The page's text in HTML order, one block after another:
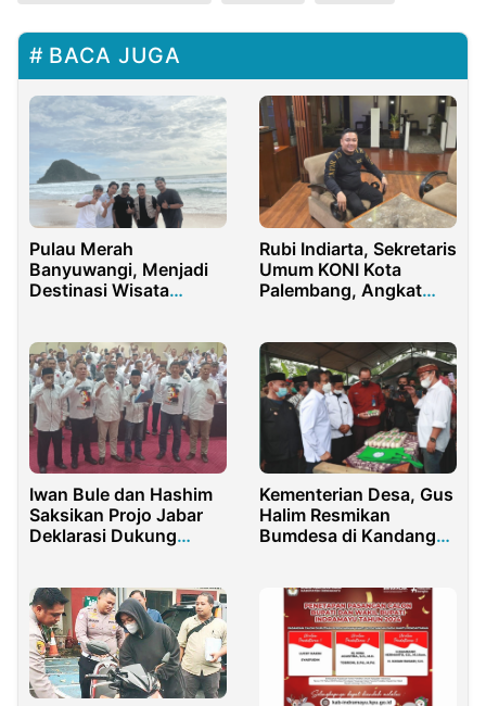
BACA JUGA
Pulau Merah
Banyuwangi, Menjadi
Destinasi Wisata
Rubi Indiarta, Sekretaris
Umum KONI Kota
Palembang, Angkat
Iwan Bule dan Hashim
Saksikan Projo Jabar
Deklarasi Dukung
Kementerian Desa, Gus
Halim Resmikan
Bumdesa di Kandang